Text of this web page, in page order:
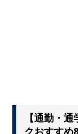
【通勤・
クおすすめ